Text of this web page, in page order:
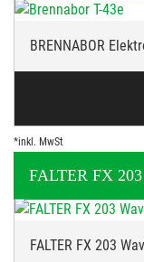
BRENNABOR
*inkl. MwSt
FALTER FX
FALTER FX 203